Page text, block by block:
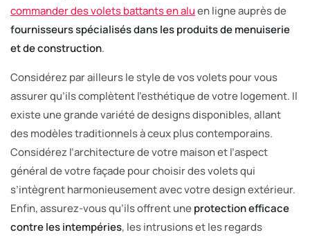
commander des volets battants en aluen ligne auprès de
fournisseurs spécialisés dans les produits de menuiserie
et de construction.
Considérez par ailleurs le style de vos volets pour vous
assurer qu’ils complètent l’esthétique de votre logement. Il
existe une grande variété de designs disponibles, allant
des modèles traditionnels à ceux plus contemporains.
Considérez l’architecture de votre maison et l’aspect
général de votre façade pour choisir des volets qui
s’intègrent harmonieusement avec votre design extérieur.
Enfin, assurez-vous qu’ils offrent uneprotection efficace
contre les intempéries, les intrusions et les regards